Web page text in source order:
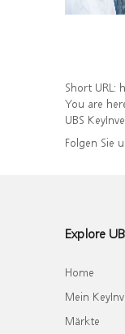
Short URL:
You are
UBS
Folgen Sie
Explore
Home
Mein
Märkte